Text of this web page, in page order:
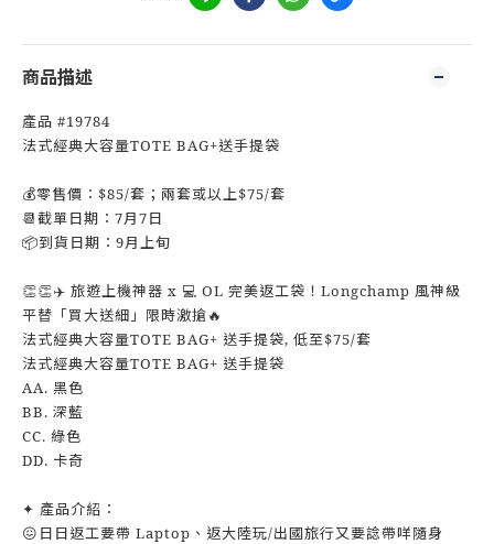
商品描述
產品 #19784
法式經典大容量TOTE BAG+送手提袋
💰零售價：$85/套；兩套或以上$75/套
📆截單日期：7月7日
📦到貨日期：9月上旬
👏👏✈️ 旅遊上機神器 x 💻 OL 完美返工袋！Longchamp 風神級
平替「買大送細」限時激搶🔥
法式經典大容量TOTE BAG+ 送手提袋, 低至$75/套
法式經典大容量TOTE BAG+ 送手提袋
AA. 黑色
BB. 深藍
CC. 綠色
DD. 卡奇
✦ 產品介紹：
😖日日返工要帶 Laptop、返大陸玩/出國旅行又要諗帶咩隨身